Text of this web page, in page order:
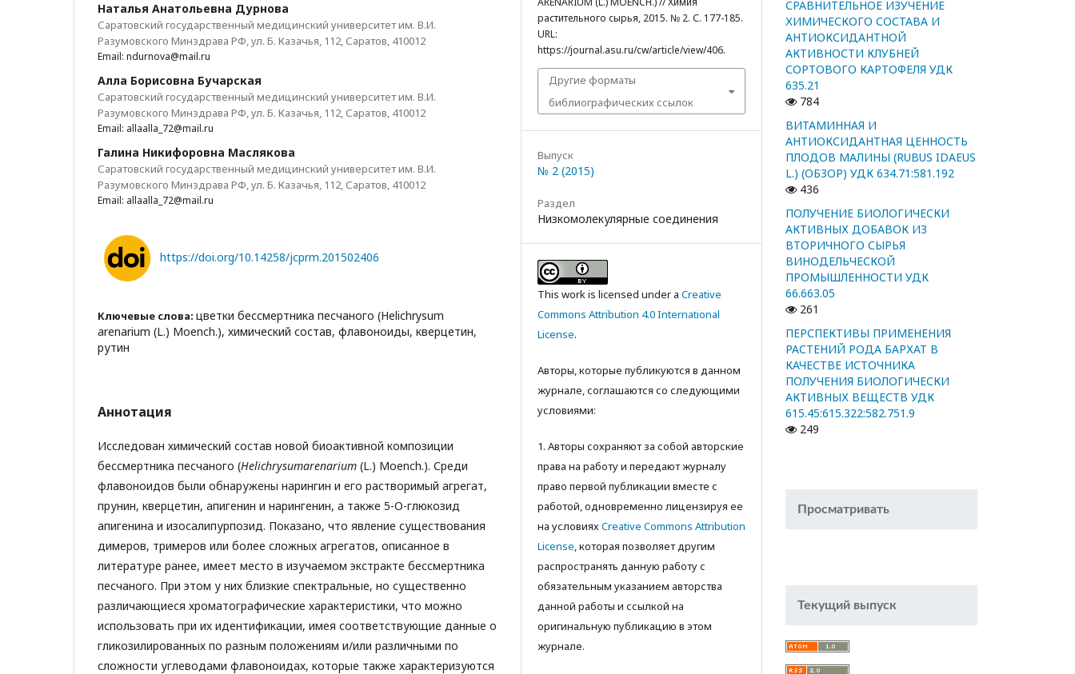
Наталья Анатольевна Дурнова
Саратовский государственный медицинский университет им. В.И.
Разумовского Минздрава РФ, ул. Б. Казачья, 112, Саратов, 410012
Email: ndurnova@mail.ru
Алла Борисовна Бучарская
Саратовский государственный медицинский университет им. В.И.
Разумовского Минздрава РФ, ул. Б. Казачья, 112, Саратов, 410012
Email: allaalla_72@mail.ru
Галина Никифоровна Маслякова
Саратовский государственный медицинский университет им. В.И.
Разумовского Минздрава РФ, ул. Б. Казачья, 112, Саратов, 410012
Email: allaalla_72@mail.ru
https://doi.org/10.14258/jcprm.201502406
Ключевые слова: цветки бессмертника песчаного (Helichrysum
arenarium (L.) Moench.), химический состав, флавоноиды, кверцетин,
рутин
Аннотация
Исследован химический состав новой биоактивной композиции
бессмертника песчаного (Helichrysumarenarium (L.) Moench.). Среди
флавоноидов были обнаружены нарингин и его растворимый агрегат,
прунин, кверцетин, апигенин и нарингенин, а также 5-О-глюкозид
апигенина и изосалипурпозид. Показано, что явление существования
димеров, тримеров или более сложных агрегатов, описанное в
литературе ранее, имеет место в изучаемом экстракте бессмертника
песчаного. При этом у них близкие спектральные, но существенно
различающиеся хроматографические характеристики, что можно
использовать при их идентификации, имея соответствующие данные о
гликозилированных по разным положениям и/или различными по
сложности углеводами флавоноидах, которые также характеризуются
растительного сырья, 2015. № 2. С. 177-185.
URL:
https://journal.asu.ru/cw/article/view/406.
Другие форматы
библиографических ссылок
Выпуск
№ 2 (2015)
Раздел
Низкомолекулярные соединения
This work is licensed under a Creative
Commons Attribution 4.0 International
License.
Авторы, которые публикуются в данном
журнале, соглашаются со следующими
условиями:
1. Авторы сохраняют за собой авторские
права на работу и передают журналу
право первой публикации вместе с
работой, одновременно лицензируя ее
на условияхCreative Commons Attribution
License, которая позволяет другим
распространять данную работу с
обязательным указанием авторства
данной работы и ссылкой на
оригинальную публикацию в этом
журнале.
СРАВНИТЕЛЬНОЕ ИЗУЧЕНИЕ
ХИМИЧЕСКОГО СОСТАВА И
АНТИОКСИДАНТНОЙ
АКТИВНОСТИ КЛУБНЕЙ
СОРТОВОГО КАРТОФЕЛЯ УДК
635.21
784
ВИТАМИННАЯ И
АНТИОКСИДАНТНАЯ ЦЕННОСТЬ
ПЛОДОВ МАЛИНЫ (RUBUS IDAEUS
L.) (ОБЗОР) УДК 634.71:581.192
436
ПОЛУЧЕНИЕ БИОЛОГИЧЕСКИ
АКТИВНЫХ ДОБАВОК ИЗ
ВТОРИЧНОГО СЫРЬЯ
ВИНОДЕЛЬЧЕСКОЙ
ПРОМЫШЛЕННОСТИ УДК
66.663.05
261
ПЕРСПЕКТИВЫ ПРИМЕНЕНИЯ
РАСТЕНИЙ РОДА БАРХАТ В
КАЧЕСТВЕ ИСТОЧНИКА
ПОЛУЧЕНИЯ БИОЛОГИЧЕСКИ
АКТИВНЫХ ВЕЩЕСТВ УДК
615.45:615.322:582.751.9
249
Просматривать
Текущий выпуск